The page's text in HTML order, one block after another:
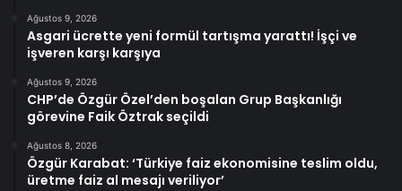
Ağustos 9, 2026
Asgari ücrette yeni formül tartışma yarattı! İşçi ve
işveren karşı karşıya
Ağustos 9, 2026
CHP’de Özgür Özel’den boşalan Grup Başkanlığı
görevine Faik Öztrak seçildi
Ağustos 8, 2026
Özgür Karabat: ‘Türkiye faiz ekonomisine teslim oldu,
üretme faiz al mesajı veriliyor’